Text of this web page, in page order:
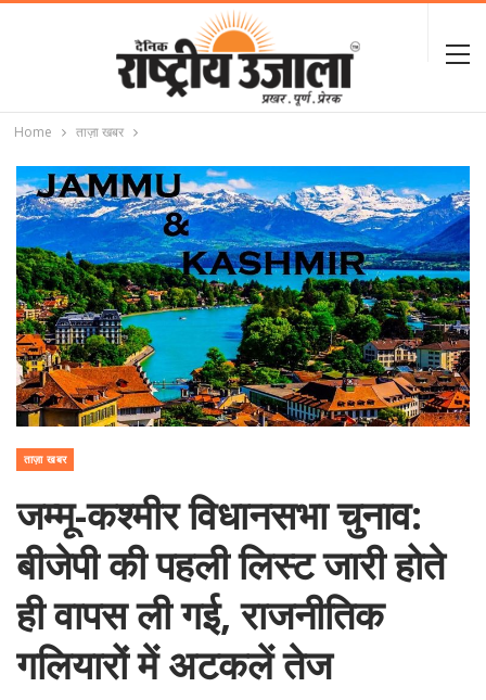
Home ताज़ा खबर
ताज़ा खबर
जम्मू-कश्मीर विधानसभा चुनाव:
बीजेपी की पहली लिस्ट जारी होते
ही वापस ली गई, राजनीतिक
गलियारों में अटकलें तेज